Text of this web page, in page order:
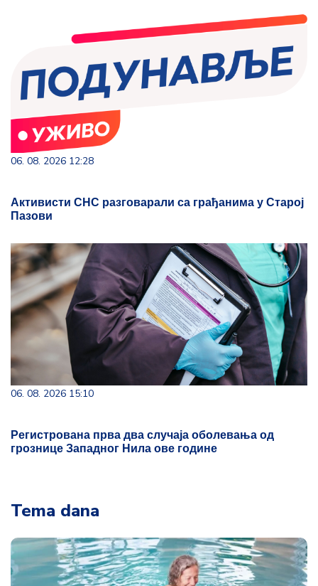
06. 08. 2026 12:28
Активисти СНС разговарали са грађанима у Старој
Пазови
06. 08. 2026 15:10
Регистрована прва два случаја оболевања од
грознице Западног Нила ове године
Tema dana